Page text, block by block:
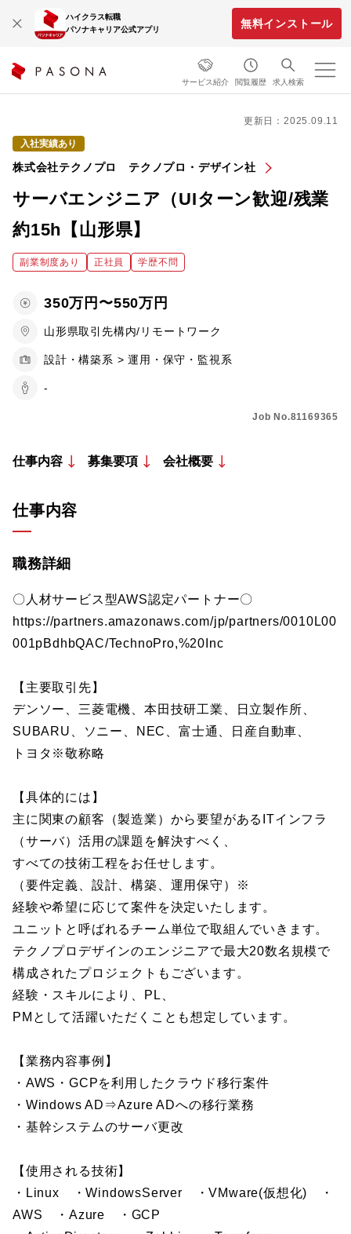
ハイクラス転職
パソナキャリア公式アプリ
無料インストール
サービス紹介 閲覧履歴 求人検索
更新日：2025.09.11
入社実績あり
株式会社テクノプロ テクノプロ・デザイン社
サーバエンジニア（UIターン歓迎/残業
約15h【山形県】
副業制度あり 正社員 学歴不問
350万円〜550万円
山形県取引先構内/リモートワーク
設計・構築系 > 運用・保守・監視系
-
Job No.81169365
仕事内容 募集要項 会社概要
仕事内容
職務詳細
〇人材サービス型AWS認定パートナー〇
https://partners.amazonaws.com/jp/partners/0010L00
001pBdhbQAC/TechnoPro,%20Inc
【主要取引先】
デンソー、三菱電機、本田技研工業、日立製作所、
SUBARU、ソニー、NEC、富士通、日産自動車、
トヨタ※敬称略
【具体的には】
主に関東の顧客（製造業）から要望があるITインフラ
（サーバ）活用の課題を解決すべく、
すべての技術工程をお任せします。
（要件定義、設計、構築、運用保守）※
経験や希望に応じて案件を決定いたします。
ユニットと呼ばれるチーム単位で取組んでいきます。
テクノプロデザインのエンジニアで最大20数名規模で
構成されたプロジェクトもございます。
経験・スキルにより、PL、
PMとして活躍いただくことも想定しています。
【業務内容事例】
・AWS・GCPを利用したクラウド移行案件
・Windows AD⇒Azure ADへの移行業務
・基幹システムのサーバ更改
【使用される技術】
・Linux ・WindowsServer ・VMware(仮想化) ・
AWS ・Azure ・GCP